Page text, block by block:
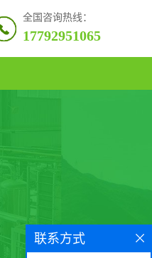
全国咨询热线：
17792951065
联系方式